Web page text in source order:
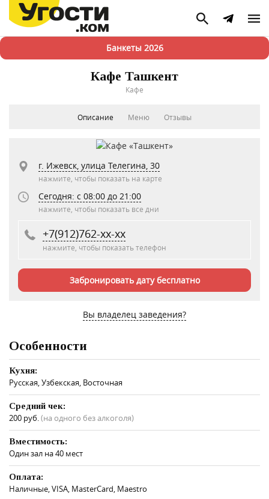
Банкеты 2026
Кафе Ташкент
Кафе
Описание Меню Отзывы
г. Ижевск, улица Телегина, 30
нажмите, чтобы показать на карте
Сегодня: c 08:00 до 21:00
нажмите, чтобы показать все дни
+7(912)762-xx-xx
нажмите, чтобы показать телефон
Забронировать дату бесплатно
Вы владелец заведения?
Особенности
Кухня:
Русская, Узбекская, Восточная
Средний чек:
200 руб.(на одного без алкоголя)
Вместимость:
Один зал на 40 мест
Оплата:
Наличные, VISA, MasterCard, Maestro